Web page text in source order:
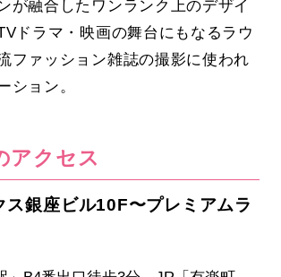
が融合したワンランク上のデザイ
ドラマ・映画の舞台にもなるラウ
ファッション雑誌の撮影に使われ
ション。
アクセス
ス銀座ビル10F〜プレミアムラ